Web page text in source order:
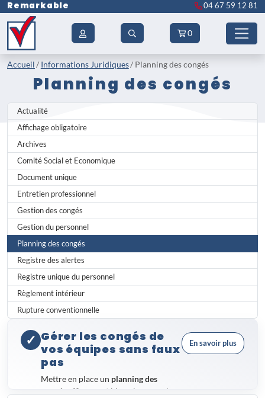
Remarkable 04 67 59 12 81
0
Accueil Informations Juridiques Planning des congés
Planning des congés
Actualité
Affichage obligatoire
Archives
Comité Social et Economique
Document unique
Entretien professionnel
Gestion des congés
Gestion du personnel
Planning des congés
Registre des alertes
Registre unique du personnel
Règlement intérieur
Rupture conventionnelle
✓ Gérer les congés de
vos équipes sans faux
pas
Mettre en place un planning des
congés
efficace est bien plus complexe
En savoir plus